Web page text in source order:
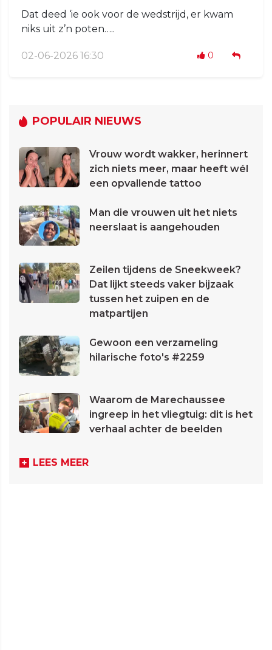
Dat deed ‘ie ook voor de wedstrijd, er kwam
niks uit z’n poten…..
02-06-2026 16:30 0
POPULAIR NIEUWS
Vrouw wordt wakker, herinnert
zich niets meer, maar heeft wél
een opvallende tattoo
Man die vrouwen uit het niets
neerslaat is aangehouden
Zeilen tijdens de Sneekweek?
Dat lijkt steeds vaker bijzaak
tussen het zuipen en de
matpartijen
Gewoon een verzameling
hilarische foto's #2259
Waarom de Marechaussee
ingreep in het vliegtuig: dit is het
verhaal achter de beelden
LEES MEER